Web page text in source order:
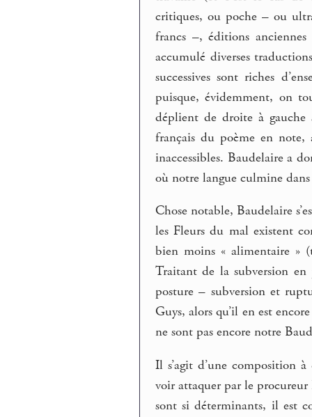
critiques, ou poche – ou
francs –, éditions
accumulé diverses
successives sont riches
puisque, évidemment, on
déplient de droite à gauche
français du poème en note,
inaccessibles. Baudelaire a
où notre langue culmine
Chose notable, Baudelaire
les Fleurs du mal existent
bien moins « alimentaire »
Traitant de la subversion
posture – subversion et
Guys, alors qu’il en est
ne sont pas encore notre
Il s’agit d’une composition
voir attaquer par le
sont si déterminants, il est